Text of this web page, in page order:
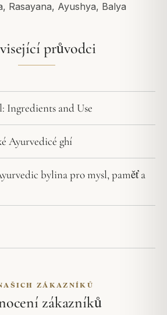
Rasayana, Ayushya, Balya
průvodci
and Use
Ayurvedicé ghí
bylina pro mysl, paměť a
ZÁKAZNÍKŮ
zákazníků